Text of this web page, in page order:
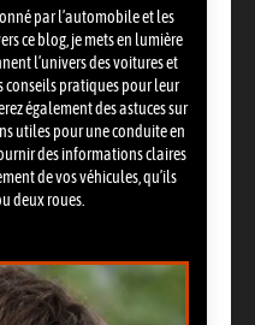
par l’automobile et les
ce blog, je mets en lumière
l’univers des voitures et
conseils pratiques pour leur
également des astuces sur
utiles pour une conduite en
des informations claires
de vos véhicules, qu’ils
deux roues.